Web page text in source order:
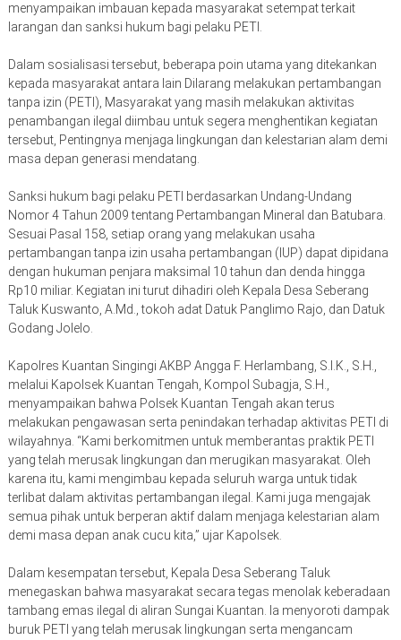
menyampaikan imbauan kepada masyarakat setempat terkait
larangan dan sanksi hukum bagi pelaku PETI.
Dalam sosialisasi tersebut, beberapa poin utama yang ditekankan
kepada masyarakat antara lain Dilarang melakukan pertambangan
tanpa izin (PETI), Masyarakat yang masih melakukan aktivitas
penambangan ilegal diimbau untuk segera menghentikan kegiatan
tersebut, Pentingnya menjaga lingkungan dan kelestarian alam demi
masa depan generasi mendatang.
Sanksi hukum bagi pelaku PETI berdasarkan Undang-Undang
Nomor 4 Tahun 2009 tentang Pertambangan Mineral dan Batubara.
Sesuai Pasal 158, setiap orang yang melakukan usaha
pertambangan tanpa izin usaha pertambangan (IUP) dapat dipidana
dengan hukuman penjara maksimal 10 tahun dan denda hingga
Rp10 miliar. Kegiatan ini turut dihadiri oleh Kepala Desa Seberang
Taluk Kuswanto, A.Md., tokoh adat Datuk Panglimo Rajo, dan Datuk
Godang Jolelo.
Kapolres Kuantan Singingi AKBP Angga F. Herlambang, S.I.K., S.H.,
melalui Kapolsek Kuantan Tengah, Kompol Subagja, S.H.,
menyampaikan bahwa Polsek Kuantan Tengah akan terus
melakukan pengawasan serta penindakan terhadap aktivitas PETI di
wilayahnya. “Kami berkomitmen untuk memberantas praktik PETI
yang telah merusak lingkungan dan merugikan masyarakat. Oleh
karena itu, kami mengimbau kepada seluruh warga untuk tidak
terlibat dalam aktivitas pertambangan ilegal. Kami juga mengajak
semua pihak untuk berperan aktif dalam menjaga kelestarian alam
demi masa depan anak cucu kita,” ujar Kapolsek.
Dalam kesempatan tersebut, Kepala Desa Seberang Taluk
menegaskan bahwa masyarakat secara tegas menolak keberadaan
tambang emas ilegal di aliran Sungai Kuantan. Ia menyoroti dampak
buruk PETI yang telah merusak lingkungan serta mengancam